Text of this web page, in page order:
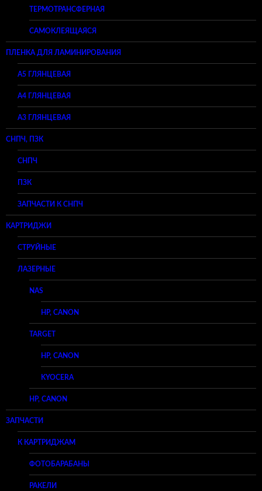
ТЕРМОТРАНСФЕРНАЯ
САМОКЛЕЯЩАЯСЯ
ПЛЕНКА ДЛЯ ЛАМИНИРОВАНИЯ
A5 ГЛЯНЦЕВАЯ
А4 ГЛЯНЦЕВАЯ
A3 ГЛЯНЦЕВАЯ
СНПЧ, ПЗК
СНПЧ
ПЗК
ЗАПЧАСТИ К СНПЧ
КАРТРИДЖИ
СТРУЙНЫЕ
ЛАЗЕРНЫЕ
NAS
HP, CANON
TARGET
HP, CANON
KYOCERA
HP, CANON
ЗАПЧАСТИ
К КАРТРИДЖАМ
ФОТОБАРАБАНЫ
РАКЕЛИ